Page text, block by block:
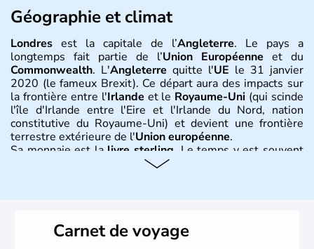
Géographie et climat
Londres est la capitale de l’Angleterre. Le pays a
longtemps fait partie de l’Union Européenne et du
Commonwealth. L'Angleterre quitte l'UE le 31 janvier
2020 (le fameux Brexit). Ce départ aura des impacts sur
la frontière entre l'Irlande et le Royaume-Uni (qui scinde
l'île d'Irlande entre l'Eire et l'Irlande du Nord, nation
constitutive du Royaume-Uni) et devient une frontière
terrestre extérieure de l'Union européenne.
Sa monnaie est lalivre sterling . Le temps y est souvent
instable avec de nombreuses précipitations : il s’agit d’un
Histoire et administration
Carnet de voyage